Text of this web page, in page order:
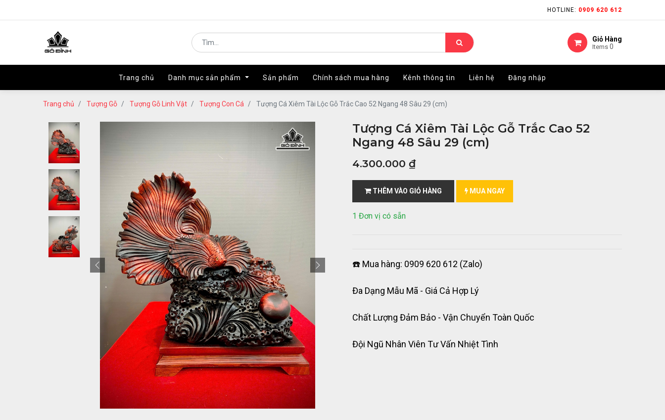
HOTLINE: 0909 620 612
Giỏ Hàng
Items 0
Trang chủ Danh mục sản phẩm Sản phẩm Chính sách mua hàng Kênh thông tin Liên hệ Đăng nhập
HOTLINE: 0909 620 612
Giỏ Hàng
Items 0
Trang chủ Danh mục sản phẩm Sản phẩm Chính sách mua hàng Kênh thông tin Liên hệ Đăng nhập
Trang chủ Tượng Gỗ Tượng Gỗ Linh Vật Tượng Con Cá Tượng Cá Xiêm Tài Lộc Gỗ Trắc Cao 52 Ngang 48 Sâu 29 (cm)
Tượng Cá Xiêm Tài Lộc Gỗ Trắc Cao 52
Ngang 48 Sâu 29 (cm)
4.300.000 ₫
THÊM VÀO GIỎ HÀNG MUA NGAY
1 Đơn vị có sẵn
☎️ Mua hàng: 0909 620 612 (Zalo)
Đa Dạng Mẫu Mã - Giá Cả Hợp Lý
Chất Lượng Đảm Bảo - Vận Chuyển Toàn Quốc
Đội Ngũ Nhân Viên Tư Vấn Nhiệt Tình